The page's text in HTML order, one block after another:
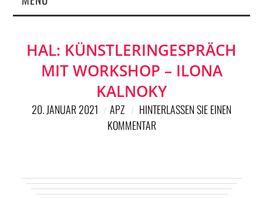
MAGAZIN
RUBRIKEN
SPONSORING
HAL: KÜNSTLERINGESPRÄCH
MIT WORKSHOP – ILONA
KALNOKY
20. JANUAR 2021 APZ
HINTERLASSEN SIE EINEN
KOMMENTAR